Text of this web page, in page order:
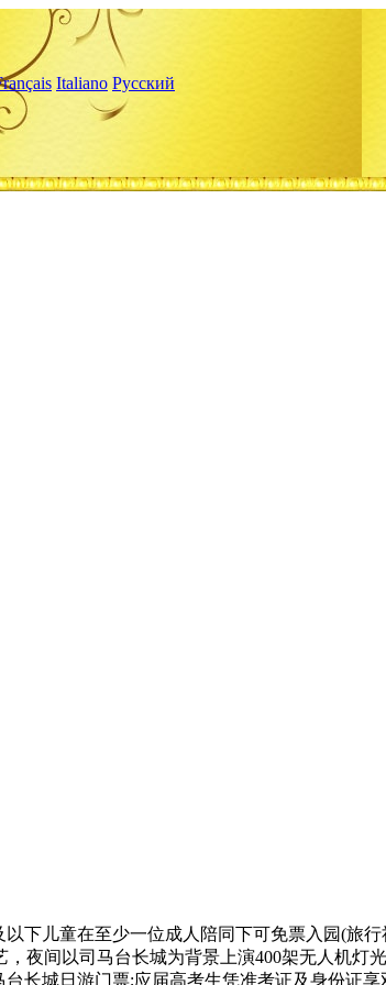
Italiano Русский
下儿童在至少一位成人陪同下可免票入园(旅
夜间以司马台长城为背景上演400架无人机灯
长城日游门票;应届高考生凭准考证及身份证